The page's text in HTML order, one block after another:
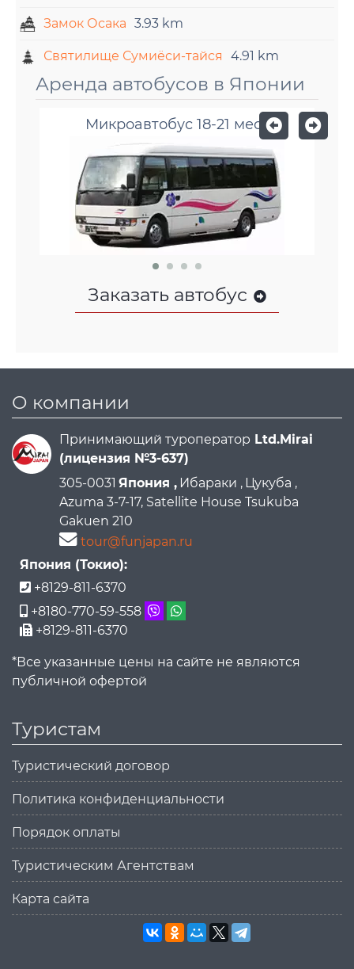
Замок Осака 3.93 km
Святилище Сумиёси-тайся 4.91 km
Аренда автобусов в Японии
Микроавтобус 18-21 мест
Заказать автобус
О компании
Принимающий туроператор Ltd.Mirai
(лицензия №3-637)
305-0031 Япония , Ибараки , Цукуба ,
Azuma 3-7-17, Satellite House Tsukuba
Gakuen 210
tour@funjapan.ru
Япония (Токио):
+8129-811-6370
+8180-770-59-558
+8129-811-6370
*Все указанные цены на сайте не являются
публичной офертой
Туристам
Туристический договор
Политика конфиденциальности
Порядок оплаты
Туристическим Агентствам
Карта сайта